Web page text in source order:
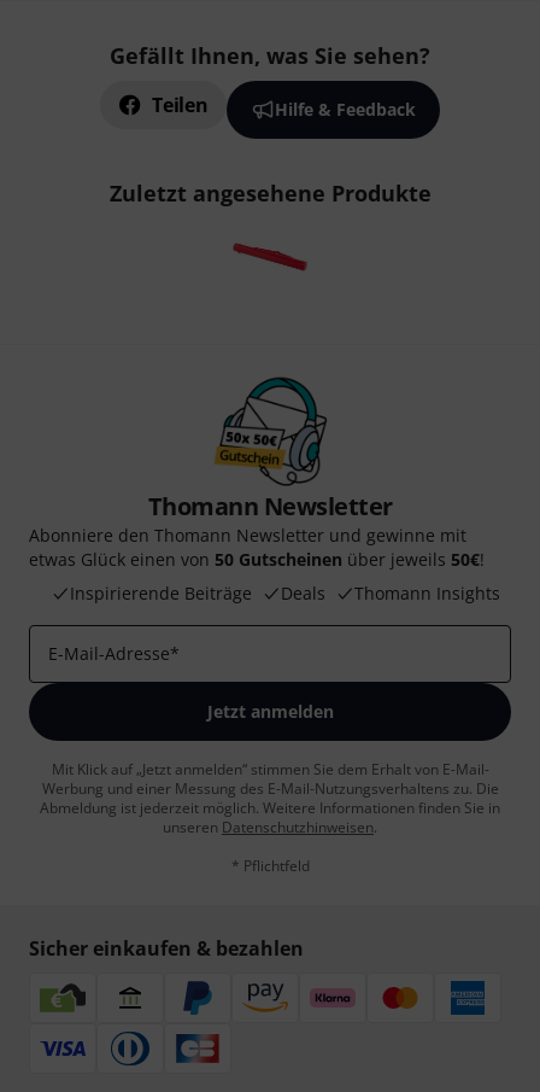
Gefällt Ihnen, was Sie sehen?
Teilen Hilfe & Feedback
Zuletzt angesehene Produkte
Thomann Newsletter
Abonniere den Thomann Newsletter und gewinne mit
etwas Glück einen von 50 Gutscheinen über jeweils 50€!
Inspirierende Beiträge
Deals Thomann Insights
E-Mail-Adresse*
Jetzt anmelden
Mit Klick auf „Jetzt anmelden“ stimmen Sie dem Erhalt von E-Mail-
Werbung und einer Messung des E-Mail-Nutzungsverhaltens zu. Die
Abmeldung ist jederzeit möglich. Weitere Informationen finden Sie in
unseren Datenschutzhinweisen.
* Pflichtfeld
Sicher einkaufen & bezahlen